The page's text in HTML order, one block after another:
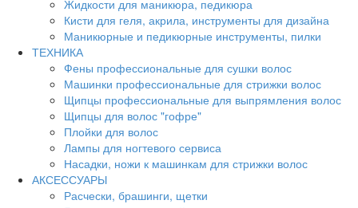
Жидкости для маникюра, педикюра
Кисти для геля, акрила, инструменты для дизайна
Маникюрные и педикюрные инструменты, пилки
ТЕХНИКА
Фены профессиональные для сушки волос
Машинки профессиональные для стрижки волос
Щипцы профессиональные для выпрямления волос
Щипцы для волос "гофре"
Плойки для волос
Лампы для ногтевого сервиса
Насадки, ножи к машинкам для стрижки волос
АКСЕССУАРЫ
Расчески, брашинги, щетки